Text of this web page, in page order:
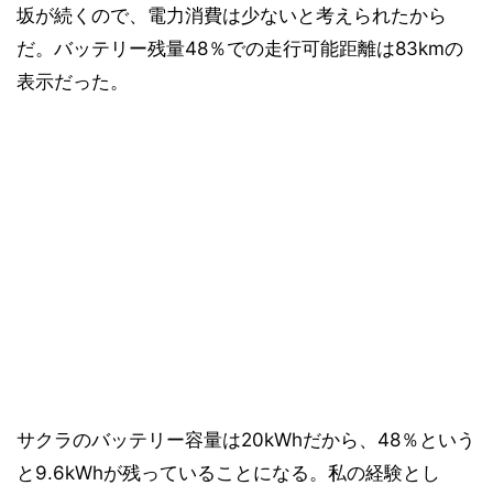
坂が続くので、電力消費は少ないと考えられたから
だ。バッテリー残量48％での走行可能距離は83kmの
表示だった。
サクラのバッテリー容量は20kWhだから、48％という
と9.6kWhが残っていることになる。私の経験とし